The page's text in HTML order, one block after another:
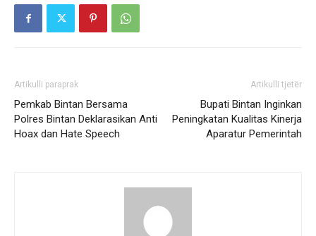
Artikulli paraprak
Pemkab Bintan Bersama
Polres Bintan Deklarasikan Anti
Hoax dan Hate Speech
Artikulli tjetër
Bupati Bintan Inginkan
Peningkatan Kualitas Kinerja
Aparatur Pemerintah